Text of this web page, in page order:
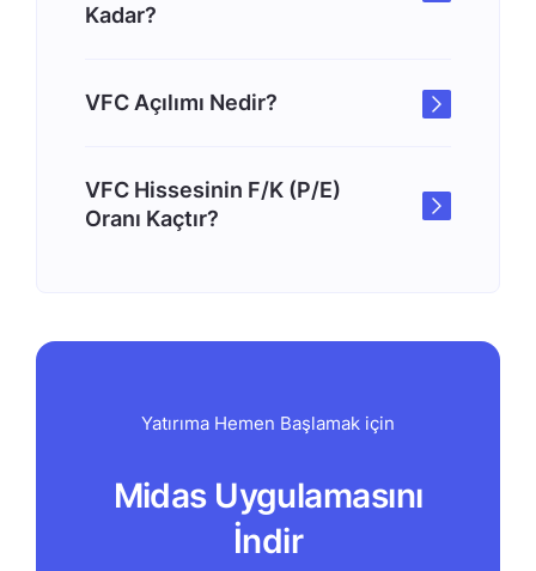
Kadar?
VFC Açılımı Nedir?
VFC Hissesinin F/K (P/E)
Oranı Kaçtır?
Yatırıma Hemen Başlamak için
Midas Uygulamasını
İndir